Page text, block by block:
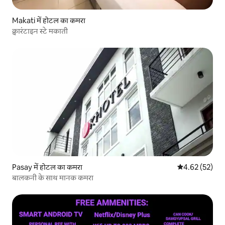
Makati में होटल का कमरा
क्वारंटाइन स्टे मकाती
Pasay में होटल का कमरा औसत रेटिंग 5 में
4.62 (52)
बालकनी के साथ मानक कमरा